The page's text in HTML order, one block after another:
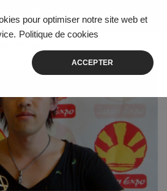
pour optimiser notre site web et
Politique de cookies
ACCEPTER